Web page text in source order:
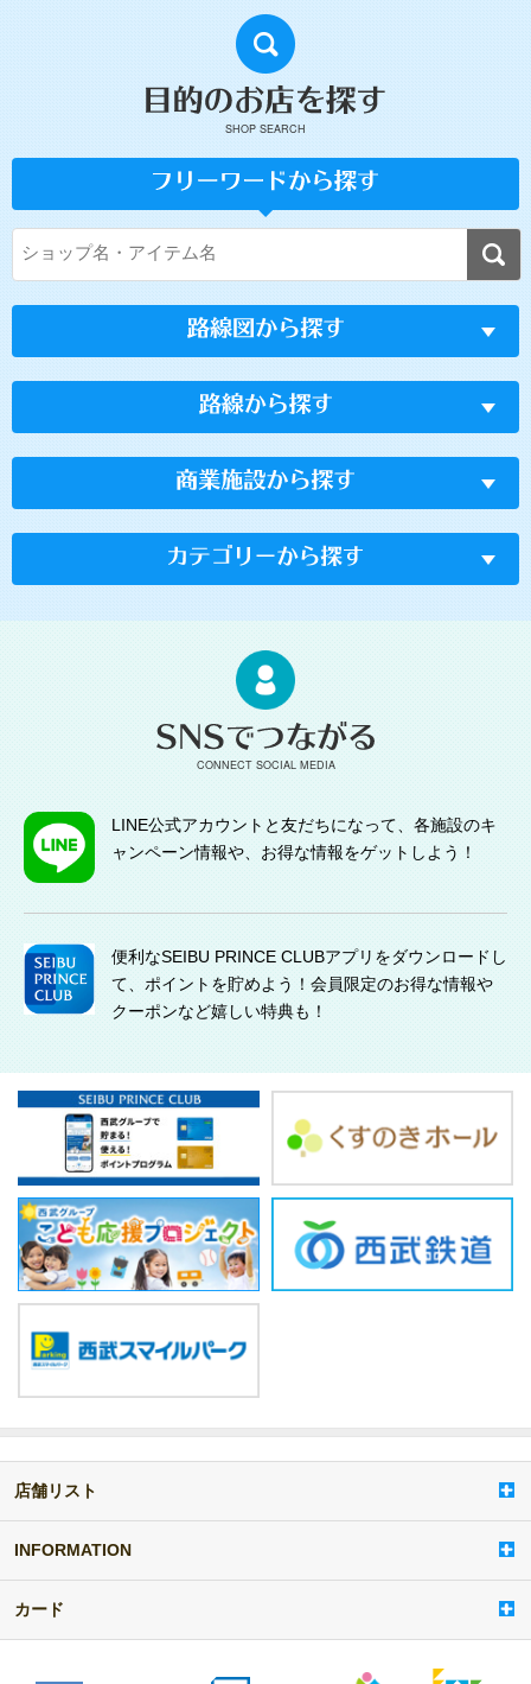
SHOP SEARCH
CONNECT SOCIAL MEDIA
LINE公式アカウントと友だちになって、各施設のキ
ャンペーン情報や、お得な情報をゲットしよう！
便利なSEIBU PRINCE CLUBアプリをダウンロードし
て、ポイントを貯めよう！会員限定のお得な情報や
クーポンなど嬉しい特典も！
店舗リスト
a
d
d
e
INFORMATION
カード